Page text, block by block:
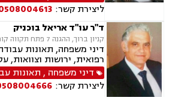
מכר דירה, פינוי מושכר,
רישוי עסקים, רשויות
מקרקעין
ליצירת קשר:
ד"ר עו"ד אריאל בוכניק
קניון ברוך, ההגנה 7 פתח תקווה קומה 4, פתח תקווה
דיני משפחה, תאונות
רפואית, ירושות וצוואות,
עקב רשלנות, דיני עבודה,
בינוי, דיני מקרקעין,
תעבורה
דיני משפחה , תאונות
ליצירת קשר: